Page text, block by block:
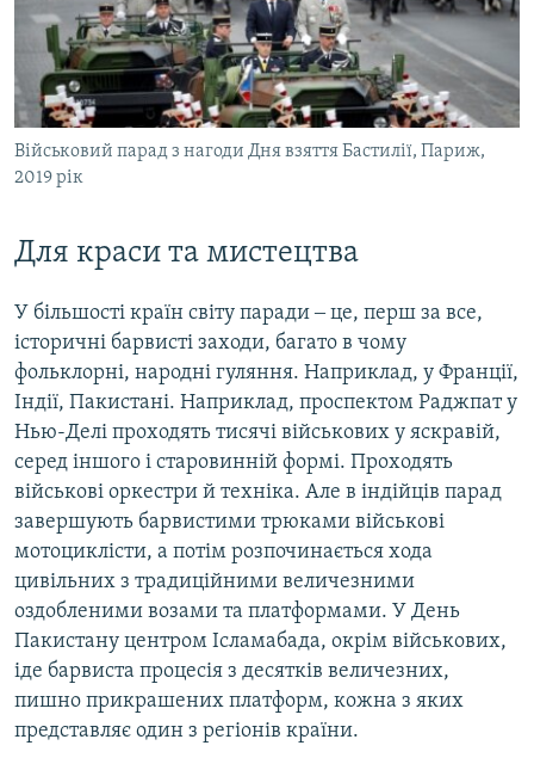
Військовий парад з нагоди Дня взяття Бастилії, Париж,
2019 рік
Для краси та мистецтва
У більшості країн світу паради ‒ це, перш за все,
історичні барвисті заходи, багато в чому
фольклорні, народні гуляння. Наприклад, у Франції,
Індії, Пакистані. Наприклад, проспектом Раджпат у
Нью-Делі проходять тисячі військових у яскравій,
серед іншого і старовинній формі. Проходять
військові оркестри й техніка. Але в індійців парад
завершують барвистими трюками військові
мотоциклісти, а потім розпочинається хода
цивільних з традиційними величезними
оздобленими возами та платформами. У День
Пакистану центром Ісламабада, окрім військових,
іде барвиста процесія з десятків величезних,
пишно прикрашених платформ, кожна з яких
представляє один з регіонів країни.